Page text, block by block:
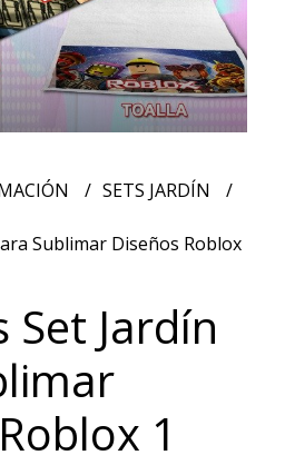
SETS JARDÍN
Sublimar Diseños Roblox
Set Jardín
1